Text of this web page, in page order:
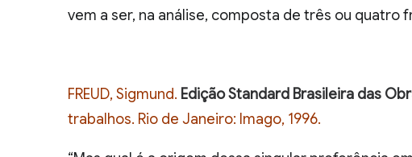
vem a ser, na análise, composta de três ou quatro
FREUD, Sigmund. Edição Standard Brasileira das
trabalhos. Rio de Janeiro: Imago, 1996.